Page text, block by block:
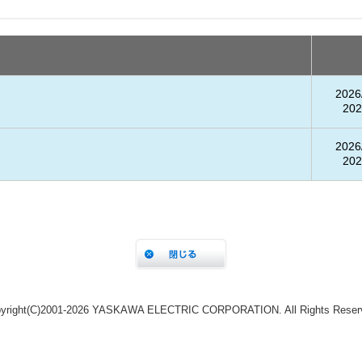
YASKAWA ELECTRIC CORPORATION. All Rights